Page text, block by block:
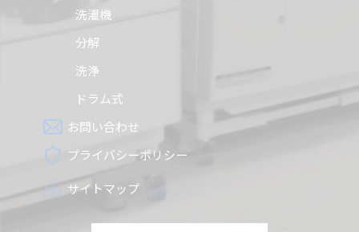
洗濯機
分解
洗浄
ドラム式
お問い合わせ
プライバシーポリシー
サイトマップ